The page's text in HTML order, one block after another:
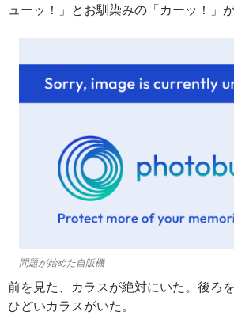
ューッ！」とお馴染みの「カーッ！」
問題が始めた自販機
前を見た、カラスが絶対にいた。後ろ
ひどいカラスがいた。